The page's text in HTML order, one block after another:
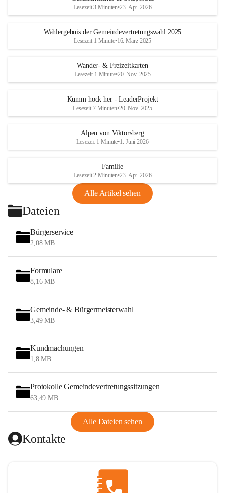
Lesezeit 3 Minuten•23. Apr. 2026
Wahlergebnis der Gemeindevertretungswahl 2025
Lesezeit 1 Minute•16. März 2025
Wander- & Freizeitkarten
Lesezeit 1 Minute•20. Nov. 2025
Kumm hock her - LeaderProjekt
Lesezeit 7 Minuten•20. Nov. 2025
Alpen von Viktorsberg
Lesezeit 1 Minute•1. Juni 2026
Familie
Lesezeit 2 Minuten•23. Apr. 2026
Alle Artikel sehen
Dateien
Bürgerservice
2,08 MB
Formulare
8,16 MB
Gemeinde- & Bürgermeisterwahl
3,49 MB
Kundmachungen
1,8 MB
Protokolle Gemeindevertretungssitzungen
63,49 MB
Alle Dateien sehen
Kontakte